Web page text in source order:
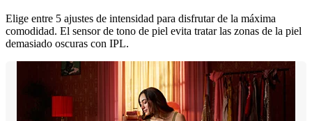
Elige entre 5 ajustes de intensidad para disfrutar de la máxima
comodidad. El sensor de tono de piel evita tratar las zonas de la piel
demasiado oscuras con IPL.